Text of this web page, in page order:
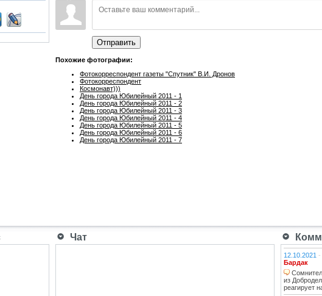
Отправить
Похожие фотографии:
Фотокорреспондент газеты "Спутник" В.И. Дронов
Фотокорреспондент
Космонавт)))
День города Юбилейный 2011 - 1
День города Юбилейный 2011 - 2
День города Юбилейный 2011 - 3
День города Юбилейный 2011 - 4
День города Юбилейный 2011 - 5
День города Юбилейный 2011 - 6
День города Юбилейный 2011 - 7
Чат
12.10.2021 -
Бардак
из
реагирует